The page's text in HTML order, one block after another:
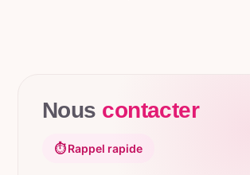
Nous contacter
⏱️ Rappel rapide